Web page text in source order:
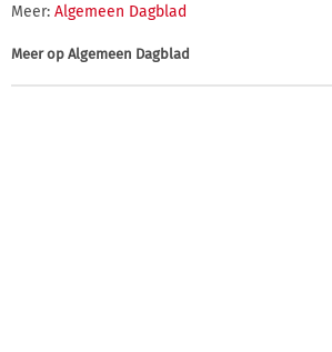
Meer: Algemeen Dagblad
Meer op Algemeen Dagblad